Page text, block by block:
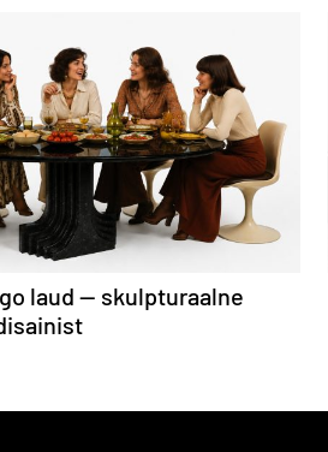
laud — skulpturaalne